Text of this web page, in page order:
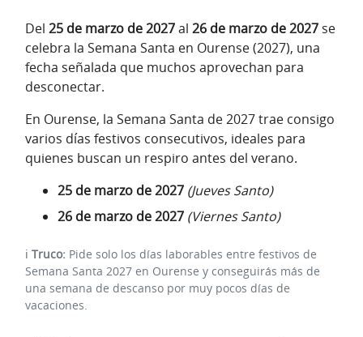
Del 25 de marzo de 2027al 26 de marzo de 2027 se
celebra la Semana Santa en Ourense (2027), una
fecha señalada que muchos aprovechan para
desconectar.
En Ourense, la Semana Santa de 2027 trae consigo
varios días festivos consecutivos, ideales para
quienes buscan un respiro antes del verano.
25 de marzo de 2027 (Jueves Santo)
26 de marzo de 2027 (Viernes Santo)
ℹ️ Truco: Pide solo los días laborables entre festivos de
Semana Santa 2027 en Ourense y conseguirás más de
una semana de descanso por muy pocos días de
vacaciones.